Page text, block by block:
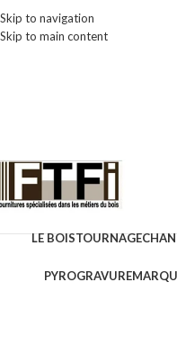
Skip to navigation
Skip to main content
LE BOISTOURNAGE
PYROGRAVURE